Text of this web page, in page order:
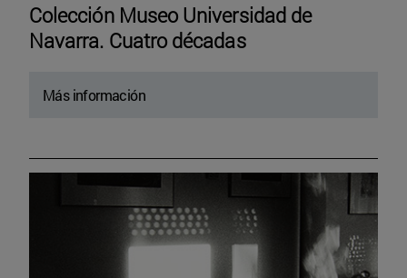
Colección Museo Universidad de
Navarra. Cuatro décadas
Más información